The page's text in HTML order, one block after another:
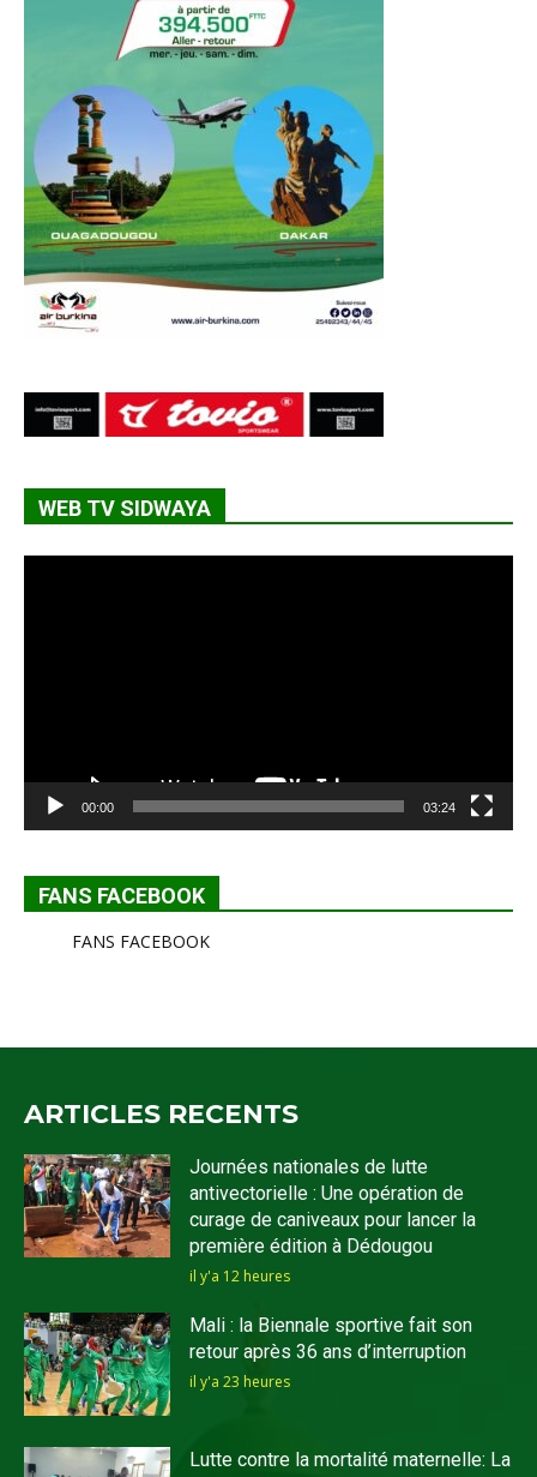
WEB TV SIDWAYA
00:00 03:24
FANS FACEBOOK
FANS FACEBOOK
ARTICLES RECENTS
Journées nationales de lutte
antivectorielle : Une opération de
curage de caniveaux pour lancer la
première édition à Dédougou
il y'a 12 heures
Mali : la Biennale sportive fait son
retour après 36 ans d’interruption
il y'a 23 heures
Lutte contre la mortalité maternelle: La